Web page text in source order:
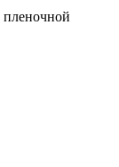
пленочной